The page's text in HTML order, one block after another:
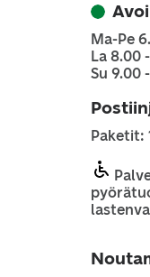
Ma-Pe
La 8.00
Su 9.00
Paketit: